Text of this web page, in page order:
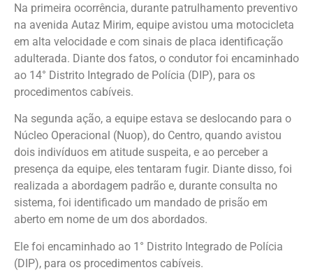
Na primeira ocorrência, durante patrulhamento preventivo
na avenida Autaz Mirim, equipe avistou uma motocicleta
em alta velocidade e com sinais de placa identificação
adulterada. Diante dos fatos, o condutor foi encaminhado
ao 14° Distrito Integrado de Polícia (DIP), para os
procedimentos cabíveis.
Na segunda ação, a equipe estava se deslocando para o
Núcleo Operacional (Nuop), do Centro, quando avistou
dois indivíduos em atitude suspeita, e ao perceber a
presença da equipe, eles tentaram fugir. Diante disso, foi
realizada a abordagem padrão e, durante consulta no
sistema, foi identificado um mandado de prisão em
aberto em nome de um dos abordados.
Ele foi encaminhado ao 1° Distrito Integrado de Polícia
(DIP), para os procedimentos cabíveis.